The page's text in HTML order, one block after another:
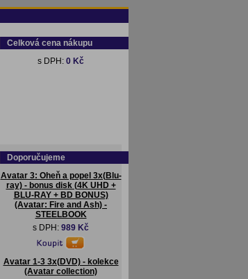
Celková cena nákupu
s DPH: 0 Kč
Doporučujeme
Avatar 3: Oheň a popel 3x(Blu-
ray) - bonus disk (4K UHD +
BLU-RAY + BD BONUS)
(Avatar: Fire and Ash) -
STEELBOOK
s DPH: 989 Kč
Avatar 1-3 3x(DVD) - kolekce
(Avatar collection)